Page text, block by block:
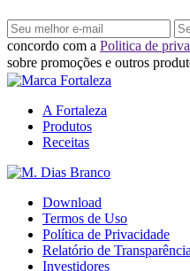
concordo com a Politica de
sobre promoções e outros
A Fortaleza
Produtos
Receitas
Download
Termos de Uso
Política de Privacidade
Relatório de
Investidores